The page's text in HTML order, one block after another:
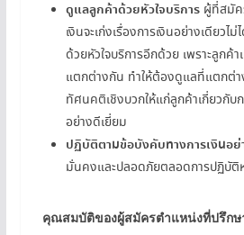
ดูแลลูกค้าด้วยหัวใจบริการผู้ที่สมัค
เงินจะเก่งเรื่องการเงินอย่างเดียว
ด้วยหัวใจบริการอีกด้วย เพราะลูกค้
แตกต่างกัน ทำให้ต้องดูแลที่แตกต่า
ทัศนคติเชิงบวกให้แก่ลูกค้าเกี่ยวกับ
อย่างดีเยี่ยม
ปฏิบัติตามข้อบังคับทางการเงินอย่
มั่นคงและปลอดภัยตลอดการปฏิบัติ
คุณสมบัติของผู้สมัครตำแหน่งที่ปรึกษ